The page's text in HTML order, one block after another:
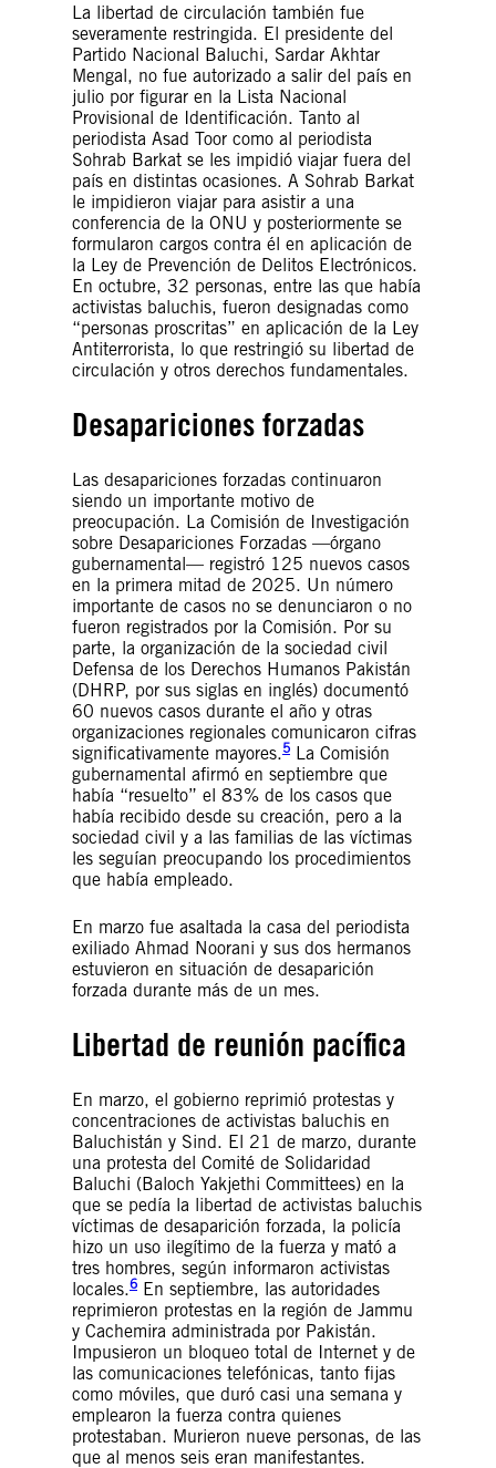
La libertad de circulación también fue
severamente restringida. El presidente del
Partido Nacional Baluchi, Sardar Akhtar
Mengal, no fue autorizado a salir del país en
julio por figurar en la Lista Nacional
Provisional de Identificación. Tanto al
periodista Asad Toor como al periodista
Sohrab Barkat se les impidió viajar fuera del
país en distintas ocasiones. A Sohrab Barkat
le impidieron viajar para asistir a una
conferencia de la ONU y posteriormente se
formularon cargos contra él en aplicación de
la Ley de Prevención de Delitos Electrónicos.
En octubre, 32 personas, entre las que había
activistas baluchis, fueron designadas como
“personas proscritas” en aplicación de la Ley
Antiterrorista, lo que restringió su libertad de
circulación y otros derechos fundamentales.
Desapariciones forzadas
Las desapariciones forzadas continuaron
siendo un importante motivo de
preocupación. La Comisión de Investigación
sobre Desapariciones Forzadas —órgano
gubernamental— registró 125 nuevos casos
en la primera mitad de 2025. Un número
importante de casos no se denunciaron o no
fueron registrados por la Comisión. Por su
parte, la organización de la sociedad civil
Defensa de los Derechos Humanos Pakistán
(DHRP, por sus siglas en inglés) documentó
60 nuevos casos durante el año y otras
organizaciones regionales comunicaron cifras
significativamente mayores.5 La Comisión
gubernamental afirmó en septiembre que
había “resuelto” el 83% de los casos que
había recibido desde su creación, pero a la
sociedad civil y a las familias de las víctimas
les seguían preocupando los procedimientos
que había empleado.
En marzo fue asaltada la casa del periodista
exiliado Ahmad Noorani y sus dos hermanos
estuvieron en situación de desaparición
forzada durante más de un mes.
Libertad de reunión pacífica
En marzo, el gobierno reprimió protestas y
concentraciones de activistas baluchis en
Baluchistán y Sind. El 21 de marzo, durante
una protesta del Comité de Solidaridad
Baluchi (Baloch Yakjethi Committees) en la
que se pedía la libertad de activistas baluchis
víctimas de desaparición forzada, la policía
hizo un uso ilegítimo de la fuerza y mató a
tres hombres, según informaron activistas
locales.6 En septiembre, las autoridades
reprimieron protestas en la región de Jammu
y Cachemira administrada por Pakistán.
Impusieron un bloqueo total de Internet y de
las comunicaciones telefónicas, tanto fijas
como móviles, que duró casi una semana y
emplearon la fuerza contra quienes
protestaban. Murieron nueve personas, de las
que al menos seis eran manifestantes.